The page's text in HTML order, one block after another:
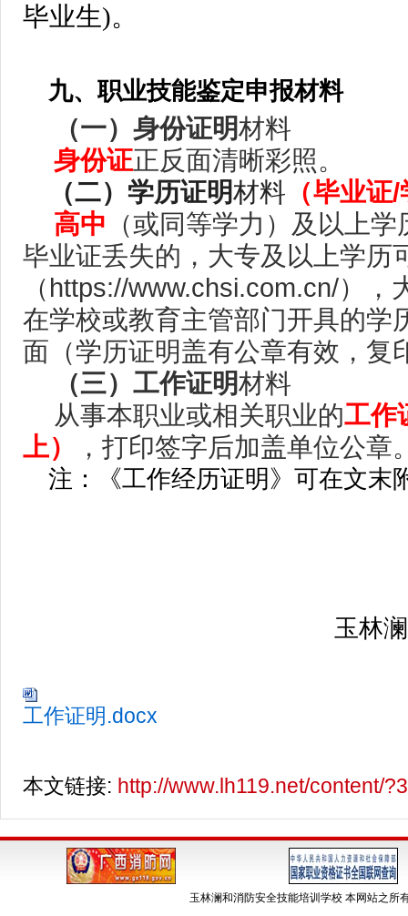
毕业生)。
九、职业技能鉴定申报材料
（一）身份证明材料
身份证正反面清晰彩照。
（二）学历证明材料 （毕业证/
高中 （或同等学力）及以上
毕业证丢失的，大专及以上学历
（https://www.chsi.com.cn/）
在学校或教育主管部门开具的学
面（学历证明盖有公章有效，复
（三）工作证明材料
从事本职业或相关职业的工作
上）
，打印签字后加盖单位公章
注：《工作经历证明》可在文末
玉林
工作证明.docx
本文链接: http://www.lh119.net/content/
玉林澜和消防安全技能培训学校 本网站之